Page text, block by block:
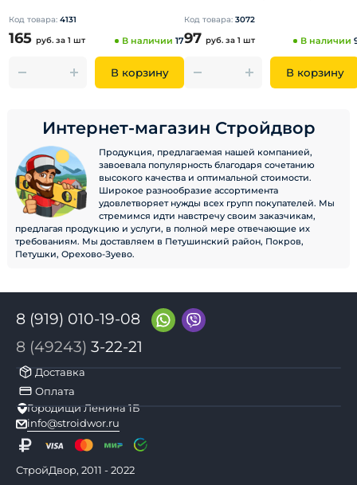
Код товара: 4131
165 руб. за 1 шт В наличии 17
В корзину
Код товара: 3072
97 руб. за 1 шт В наличии
В корзину
Интернет-магазин Стройдвор
Продукция, предлагаемая нашей компанией,
завоевала популярность благодаря сочетанию
высокого качества и оптимальной стоимости.
Широкое разнообразие ассортимента
удовлетворяет нужды всех групп покупателей. Мы
стремимся идти навстречу своим заказчикам,
предлагая продукцию и услуги, в полной мере отвечающие их
требованиям. Мы доставляем в Петушинский район, Покров,
Петушки, Орехово-Зуево.
8 (919) 010-19-08
8 (49243) 3-22-21
Доставка
Оплата
Городищи Ленина 1Б
info@stroidwor.ru
СтройДвор, 2011 - 2022